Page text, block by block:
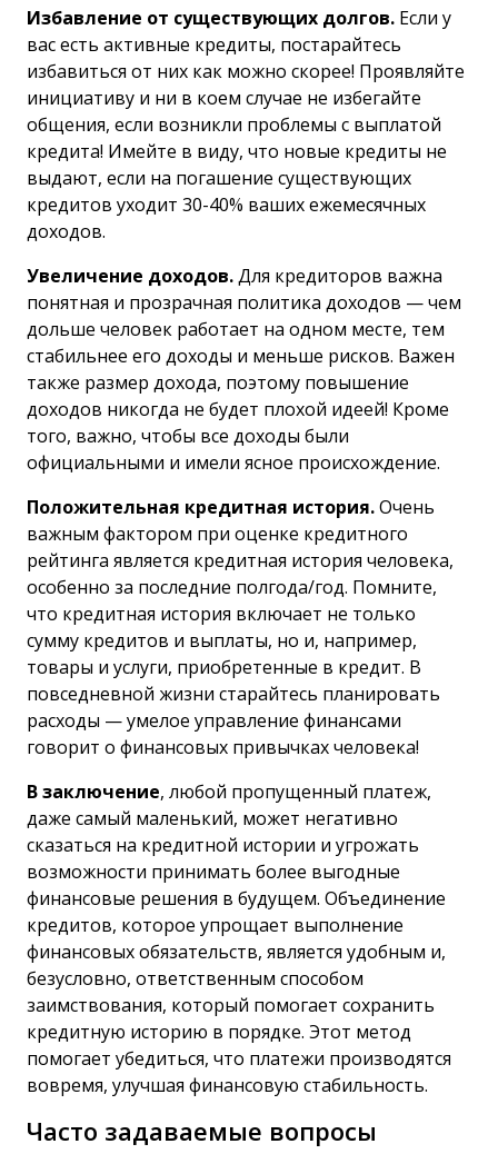
Избавление от существующих долгов. Если у
вас есть активные кредиты, постарайтесь
избавиться от них как можно скорее! Проявляйте
инициативу и ни в коем случае не избегайте
общения, если возникли проблемы с выплатой
кредита! Имейте в виду, что новые кредиты не
выдают, если на погашение существующих
кредитов уходит 30-40% ваших ежемесячных
доходов.
Увеличение доходов.Для кредиторов важна
понятная и прозрачная политика доходов — чем
дольше человек работает на одном месте, тем
стабильнее его доходы и меньше рисков. Важен
также размер дохода, поэтому повышение
доходов никогда не будет плохой идеей! Кроме
того, важно, чтобы все доходы были
официальными и имели ясное происхождение.
Положительная кредитная история.Очень
важным фактором при оценке кредитного
рейтинга является кредитная история человека,
особенно за последние полгода/год. Помните,
что кредитная история включает не только
сумму кредитов и выплаты, но и, например,
товары и услуги, приобретенные в кредит. В
повседневной жизни старайтесь планировать
расходы — умелое управление финансами
говорит о финансовых привычках человека!
В заключение, любой пропущенный платеж,
даже самый маленький, может негативно
сказаться на кредитной истории и угрожать
возможности принимать более выгодные
финансовые решения в будущем. Объединение
кредитов, которое упрощает выполнение
финансовых обязательств, является удобным и,
безусловно, ответственным способом
заимствования, который помогает сохранить
кредитную историю в порядке. Этот метод
помогает убедиться, что платежи производятся
вовремя, улучшая финансовую стабильность.
Часто задаваемые вопросы